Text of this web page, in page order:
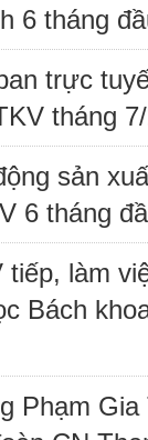
6 tháng
trực
tháng
sản
6 tháng
tiếp, làm
Bách
Phạm Gia